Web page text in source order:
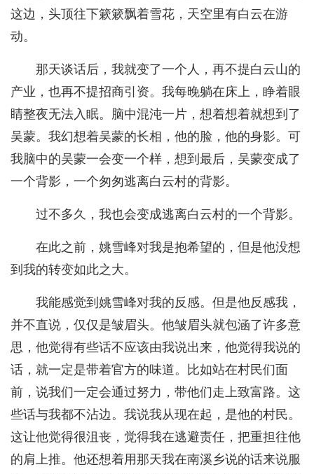
这边，头顶往下簌簌飘着雪花，天空里有白云在游
动。
那天谈话后，我就变了一个人，再不提白云山的
产业，也再不提招商引资。我每晚躺在床上，睁着眼
睛整夜无法入眠。脑中混沌一片，想着想着就想到了
吴蒙。我幻想着吴蒙的长相，他的脸，他的身影。可
我脑中的吴蒙一会变一个样，想到最后，吴蒙变成了
一个背影，一个匆匆逃离白云村的背影。
过不多久，我也会变成逃离白云村的一个背影。
在此之前，姚雪峰对我是抱希望的，但是他没想
到我的转变如此之大。
我能感觉到姚雪峰对我的反感。但是他反感我，
并不直说，仅仅是皱眉头。他皱眉头就包涵了许多意
思，他觉得有些话不应该由我说出来，他觉得我说的
话，就一定是带着官方的味道。比如站在村民们面
前，说我们一定会通过努力，带他们走上致富路。这
些话与我都不沾边。我说我从现在起，是他的村民。
这让他觉得很沮丧，觉得我在逃避责任，把重担往他
的肩上推。他还想着用那天我在南溪乡说的话来说服